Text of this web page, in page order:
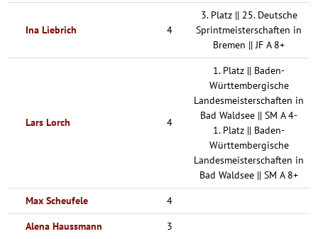
Ina Liebrich 4
3. Platz || 25. Deutsche
Sprintmeisterschaften in
Bremen || JF A 8+
Lars Lorch 4
1. Platz || Baden-
Württembergische
Landesmeisterschaften in
Bad Waldsee || SM A 4-
1. Platz || Baden-
Württembergische
Landesmeisterschaften in
Bad Waldsee || SM A 8+
Max Scheufele
4
Alena Haussmann
3